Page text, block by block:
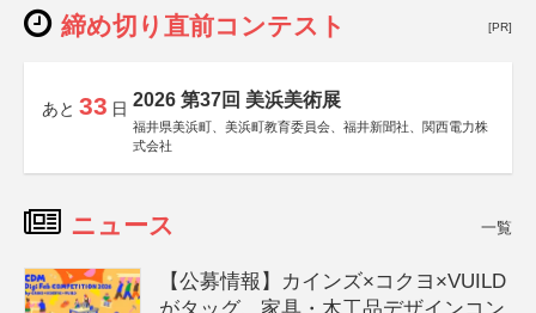
締め切り直前コンテスト [PR]
あと 33 日 2026 第37回 美浜美術展
福井県美浜町、美浜町教育委員会、福井新聞社、関西電力株
式会社
ニュース 一覧
【公募情報】カインズ×コクヨ×VUILD